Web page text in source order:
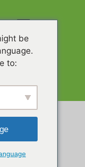
мира
be
to: